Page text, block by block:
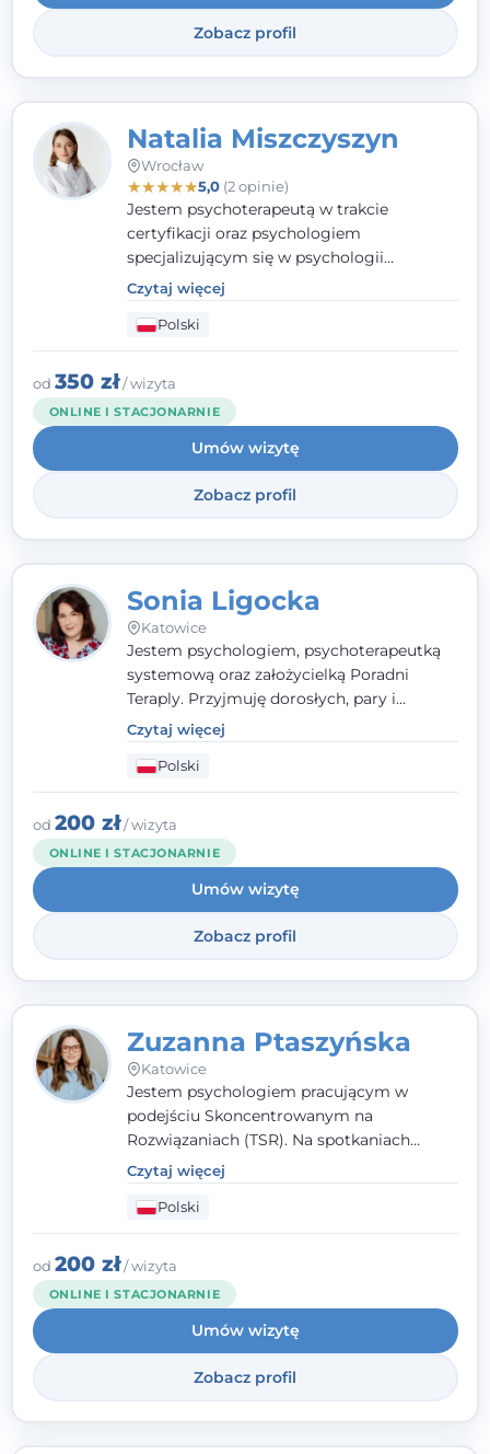
Zobacz profil
Natalia Miszczyszyn
Wrocław
★★★★★5,0(2 opinie)
Jestem psychoterapeutą w trakcie
certyfikacji oraz psychologiem
specjalizującym się w psychologii
klinicznej. Ukończyłam również studia
podyplomowe z Praktycznej Diagnozy
Psychologicznej. Aktywnie uczestniczę w
działalności Polskiego Towarzystwa
Psychiatrycznego oraz Polskiego
Towarzystwa Psychologicznego, a także
jestem członkiem nadzwyczajnym
Wielkopolskiego Towarzystwa Terapii
Systemowej.
Czytaj więcej
Polski
od 350 zł/ wizyta
ONLINE I STACJONARNIE
Umów wizytę
Zobacz profil
Sonia Ligocka
Katowice
Jestem psychologiem, psychoterapeutką
systemową oraz założycielką Poradni
Teraply. Przyjmuję dorosłych, pary i
rodziny, dobierając metody do
indywidualnych zasobów pacjenta. Wierzę
w drzemiące w Tobie zasoby, które
pozwolą Ci wyjść z kryzysu - a jeśli jeszcze
ich nie widzisz, pomogę Ci je odsłonić.
Czytaj więcej
Polski
od 200 zł/ wizyta
ONLINE I STACJONARNIE
Umów wizytę
Zobacz profil
Zuzanna Ptaszyńska
Katowice
Jestem psychologiem pracującym w
podejściu Skoncentrowanym na
Rozwiązaniach (TSR). Na spotkaniach
pracuję w sposób dopasowany do Ciebie -
nawet jeśli na starcie nie wiesz dokładnie,
czego potrzebujesz, odkrywamy to razem,
krok po kroku. Towarzyszę dorosłym oraz
młodzieży od 13. roku życia.
Czytaj więcej
Polski
od 200 zł/ wizyta
ONLINE I STACJONARNIE
Umów wizytę
Zobacz profil